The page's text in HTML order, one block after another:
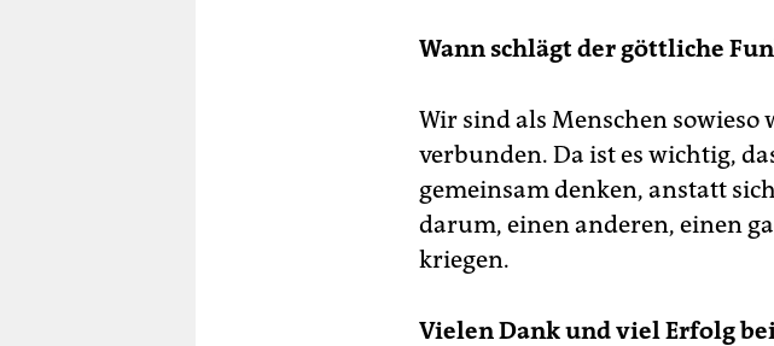
Wann schlägt der göttliche
Wir sind als Menschen
verbunden. Da ist es wichtig,
gemeinsam denken, anstatt
darum, einen anderen, einen
kriegen.
Vielen Dank und viel Erfolg